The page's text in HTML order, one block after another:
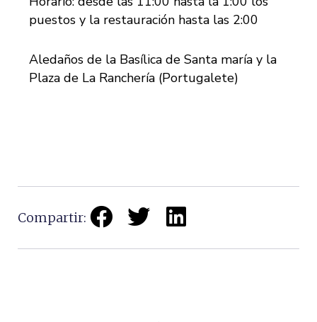
puestos y la restauración hasta las 2:00
Aledaños de la Basílica de Santa maría y la
Plaza de La Ranchería (Portugalete)
Compartir: